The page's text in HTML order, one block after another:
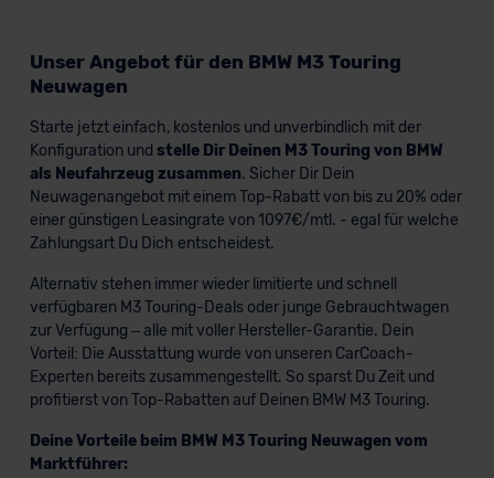
Unser Angebot für den BMW M3 Touring
Neuwagen
Starte jetzt einfach, kostenlos und unverbindlich mit der
Konfiguration und stelle Dir Deinen M3 Touring von BMW
als Neufahrzeug zusammen. Sicher Dir Dein
Neuwagenangebot mit einem Top-Rabatt von bis zu 20% oder
einer günstigen Leasingrate von 1097€/mtl. - egal für welche
Zahlungsart Du Dich entscheidest.
Alternativ stehen immer wieder limitierte und schnell
verfügbaren M3 Touring-Deals oder junge Gebrauchtwagen
zur Verfügung – alle mit voller Hersteller-Garantie. Dein
Vorteil: Die Ausstattung wurde von unseren CarCoach-
Experten bereits zusammengestellt. So sparst Du Zeit und
profitierst von Top-Rabatten auf Deinen BMW M3 Touring.
Deine Vorteile beim BMW M3 Touring Neuwagen vom
Marktführer: